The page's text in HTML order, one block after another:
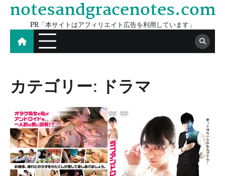
Skip
content
notesandgracenotes.com
PR「本サイトはアフィリエイト広告を利用しています」
カテゴリー: ドラマ